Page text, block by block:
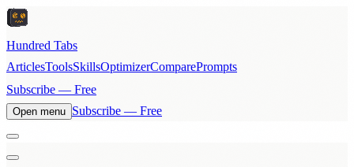
Hundred Tabs
ArticlesToolsSkillsOptimizerComparePrompts
Subscribe — Free
Open menu Subscribe — Free